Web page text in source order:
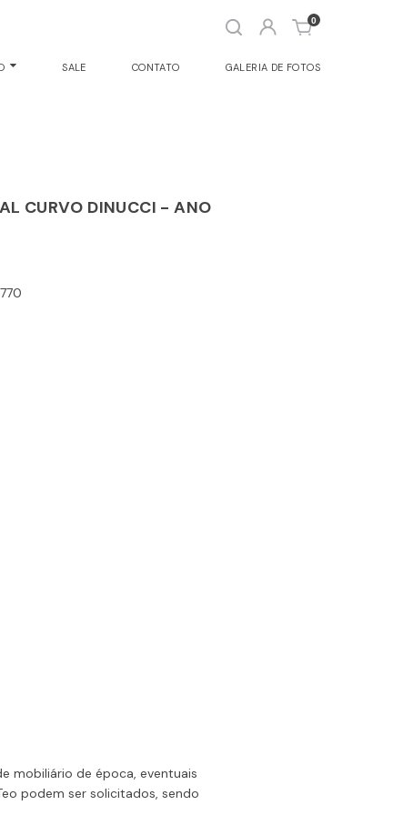
Abrir
busca
0
SALE CONTATO GALERIA DE FOTOS
CURVO DINUCCI - ANO
mobiliário de época, eventuais
podem ser solicitados, sendo